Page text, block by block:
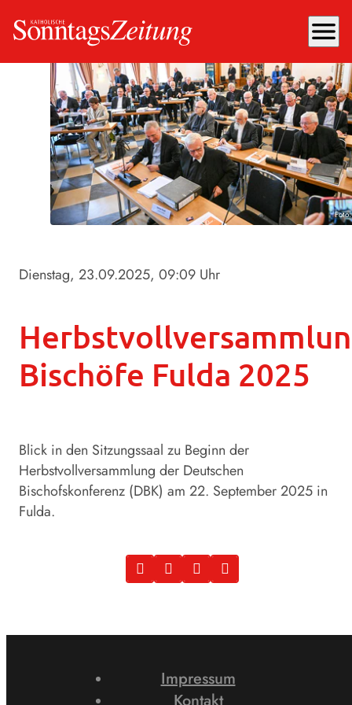
menu
Dienstag, 23.09.2025, 09:09 Uhr
Bischöfe Fulda 2025
Blick in den Sitzungssaal zu Beginn der
Herbstvollversammlung der Deutschen
Bischofskonferenz (DBK) am 22. September 2025 in
Fulda.
Impressum